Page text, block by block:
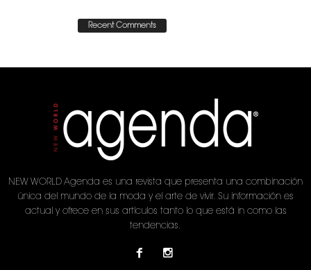
Recent Comments
NEW WORLD Agenda es una revista que presenta una combinación
única del mundo de la moda y el arte de vivir. Su información es
actual y ofrece en sus artículos tanto lo que está in como las
tendencias.